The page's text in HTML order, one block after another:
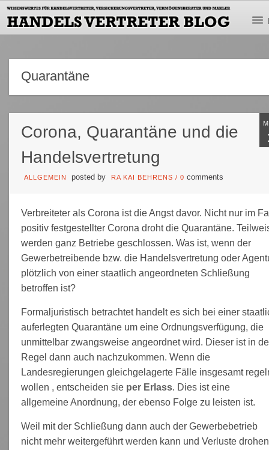
Quarantäne
Corona, Quarantäne und die
Handelsvertretung
ALLGEMEIN posted by RA KAI BEHRENS / 0 comments
Verbreiteter als Corona ist die Angst davor. Nicht nur im
positiv festgestellter Corona droht die Quarantäne.
werden ganz Betriebe geschlossen. Was ist, wenn der
Gewerbetreibende bzw. die Handelsvertretung oder
plötzlich von einer staatlich angeordneten Schließung
betroffen ist?
Formaljuristisch betrachtet handelt es sich bei einer
auferlegten Quarantäne um eine Ordnungsverfügung, die
unmittelbar zwangsweise angeordnet wird. Dieser ist in
Regel dann auch nachzukommen. Wenn die
Landesregierungen gleichgelagerte Fälle insgesamt
wollen , entscheiden sie per Erlass. Dies ist eine
allgemeine Anordnung, der ebenso Folge zu leisten ist.
Weil mit der Schließung dann auch der Gewerbebetrieb
nicht mehr weitergeführt werden kann und Verluste